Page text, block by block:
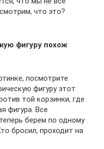
что это?
фигуру похож
посмотрите
фигуру этот
той корзинки, где
фигура. Все
берем по одному
бросил, проходит на